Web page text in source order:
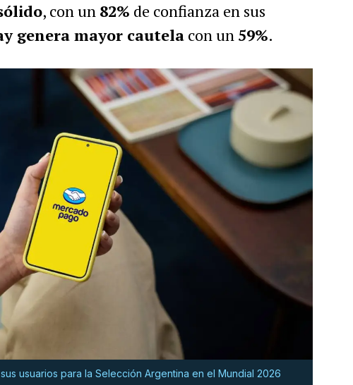
, con un 82% de confianza en sus
genera mayor cautelacon un 59%.
usuarios para la Selección Argentina en el Mundial 2026